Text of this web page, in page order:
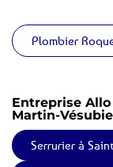
Plombier
Entreprise
Martin-Vésubie
Serrurier à